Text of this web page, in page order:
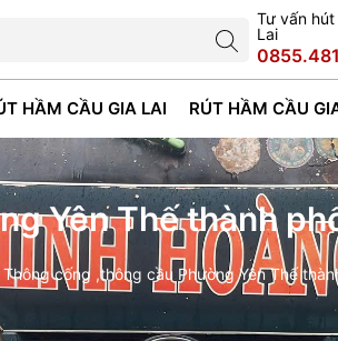
Tư vấn hút
Lai
HẦM CẦU GIA LAI RÚT HẦM CẦU
Yên Thế thành
Thông cống ,thông cầu Phường Yên Thế